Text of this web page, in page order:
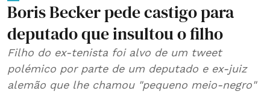
Boris Becker pede castigo para
deputado que insultou o filho
Filho do ex-tenista foi alvo de um tweet
polémico por parte de um deputado e ex-juiz
alemão que lhe chamou "pequeno meio-negro"